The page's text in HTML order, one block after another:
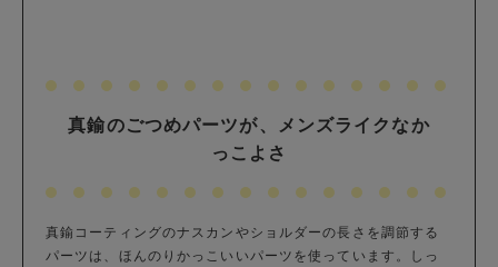
真鍮のごつめパーツが、メンズライクなか
っこよさ
真鍮コーティングのナスカンやショルダーの長さを調節する
パーツは、ほんのりかっこいいパーツを使っています。しっ